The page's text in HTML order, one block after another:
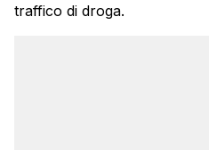
traffico di droga.